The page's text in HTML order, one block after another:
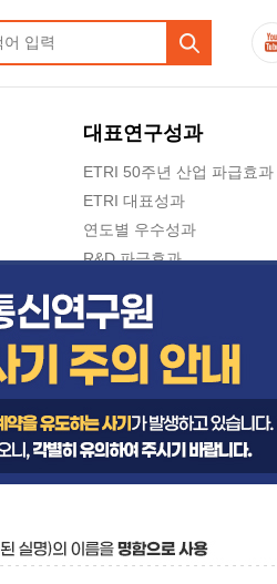
대표연구성과
ETRI 50주년 산업 파급효과
ETRI 대표성과
연도별 우수성과
R&D 파급효과
지식공유플랫폼